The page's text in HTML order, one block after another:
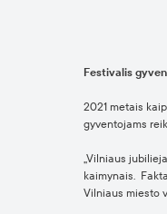
Festivalis
2021 metais
gyventojams
„Vilniaus
kaimynais.
Vilniaus miesto